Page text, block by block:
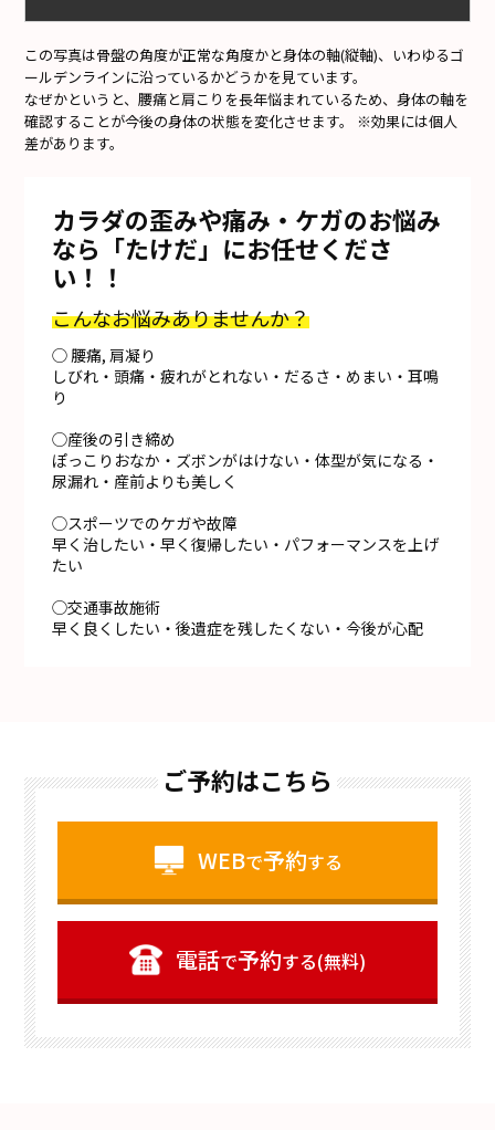
この写真は骨盤の角度が正常な角度かと身体の軸(縦軸)、いわゆるゴ
ールデンラインに沿っているかどうかを見ています。
なぜかというと、腰痛と肩こりを長年悩まれているため、身体の軸を
確認することが今後の身体の状態を変化させます。 ※効果には個人
差があります。
カラダの歪みや痛み・ケガのお悩み
なら「たけだ」にお任せくださ
い！！
こんなお悩みありませんか？
◯ 腰痛, 肩凝り
しびれ・頭痛・疲れがとれない・だるさ・めまい・耳鳴
り
◯産後の引き締め
ぽっこりおなか・ズボンがはけない・体型が気になる・
尿漏れ・産前よりも美しく
◯スポーツでのケガや故障
早く治したい・早く復帰したい・パフォーマンスを上げ
たい
◯交通事故施術
早く良くしたい・後遺症を残したくない・今後が心配
ご予約はこちら
WEBで予約する
電話で予約する(無料)